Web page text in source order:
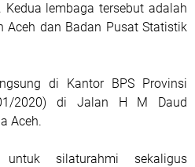
lembaga tersebut adalah
Aceh dan Badan Pusat Statistik
di Kantor BPS Provinsi
2020) di Jalan H M Daud
Aceh.
silaturahmi sekaligus